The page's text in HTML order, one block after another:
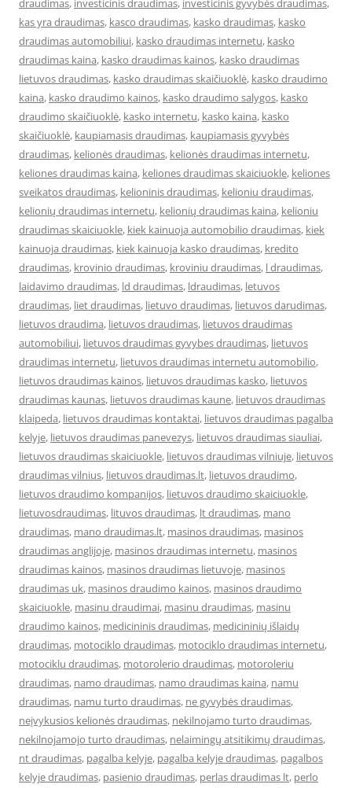
draudimas, investicinis draudimas, investicinis gyvybės draudimas,
kas yra draudimas, kasco draudimas, kasko draudimas, kasko
draudimas automobiliui, kasko draudimas internetu, kasko
draudimas kaina, kasko draudimas kainos, kasko draudimas
lietuvos draudimas, kasko draudimas skaičiuoklė, kasko draudimo
kaina, kasko draudimo kainos, kasko draudimo salygos, kasko
draudimo skaičiuoklė, kasko internetu, kasko kaina, kasko
skaičiuoklė, kaupiamasis draudimas, kaupiamasis gyvybės
draudimas, kelionės draudimas, kelionės draudimas internetu,
keliones draudimas kaina, keliones draudimas skaiciuokle, keliones
sveikatos draudimas, kelioninis draudimas, kelioniu draudimas,
kelionių draudimas internetu, kelionių draudimas kaina, kelioniu
draudimas skaiciuokle, kiek kainuoja automobilio draudimas, kiek
kainuoja draudimas, kiek kainuoja kasko draudimas, kredito
draudimas, krovinio draudimas, kroviniu draudimas, l draudimas,
laidavimo draudimas, ld draudimas, ldraudimas, letuvos
draudimas, liet draudimas, lietuvo draudimas, lietuvos darudimas,
lietuvos draudima, lietuvos draudimas, lietuvos draudimas
automobiliui, lietuvos draudimas gyvybes draudimas, lietuvos
draudimas internetu, lietuvos draudimas internetu automobilio,
lietuvos draudimas kainos, lietuvos draudimas kasko, lietuvos
draudimas kaunas, lietuvos draudimas kaune, lietuvos draudimas
klaipeda, lietuvos draudimas kontaktai, lietuvos draudimas pagalba
kelyje, lietuvos draudimas panevezys, lietuvos draudimas siauliai,
lietuvos draudimas skaiciuokle, lietuvos draudimas vilniuje, lietuvos
draudimas vilnius, lietuvos draudimas.lt, lietuvos draudimo,
lietuvos draudimo kompanijos, lietuvos draudimo skaiciuokle,
lietuvosdraudimas, lituvos draudimas, lt draudimas, mano
draudimas, mano draudimas.lt, masinos draudimas, masinos
draudimas anglijoje, masinos draudimas internetu, masinos
draudimas kainos, masinos draudimas lietuvoje, masinos
draudimas uk, masinos draudimo kainos, masinos draudimo
skaiciuokle, masinu draudimai, masinu draudimas, masinu
draudimo kainos, medicininis draudimas, medicininių išlaidų
draudimas, motociklo draudimas, motociklo draudimas internetu,
motociklu draudimas, motorolerio draudimas, motoroleriu
draudimas, namo draudimas, namo draudimas kaina, namu
draudimas, namu turto draudimas, ne gyvybės draudimas,
neįvykusios kelionės draudimas, nekilnojamo turto draudimas,
nekilnojamojo turto draudimas, nelaimingų atsitikimų draudimas,
nt draudimas, pagalba kelyje, pagalba kelyje draudimas, pagalbos
kelyje draudimas, pasienio draudimas, perlas draudimas lt, perlo